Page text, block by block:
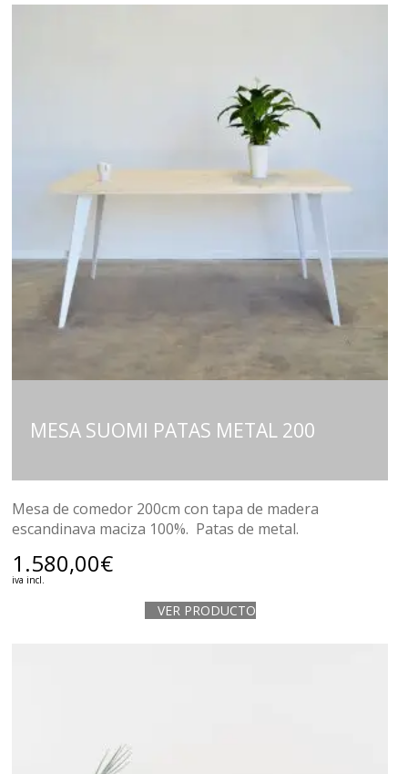
MESA SUOMI PATAS METAL 200
Mesa de comedor 200cm con tapa de madera
escandinava maciza 100%. Patas de metal.
1.580,00€
iva incl.
VER PRODUCTO